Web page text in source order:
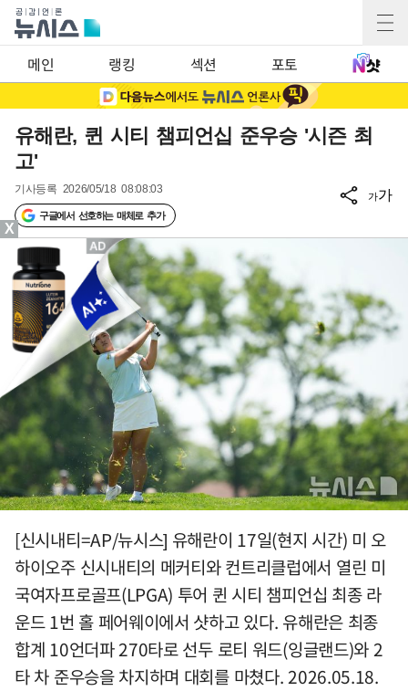
메인 랭킹 섹션 포토
유해란, 퀸 시티 챔피언십 준우승 '시즌 최
고'
기사등록 2026/05/18 08:08:03
구글에서 선호하는 매체로 추가
가가
[신시내티=AP/뉴시스] 유해란이 17일(현지 시간) 미 오
하이오주 신시내티의 메커티와 컨트리클럽에서 열린 미
국여자프로골프(LPGA) 투어 퀸 시티 챔피언십 최종 라
운드 1번 홀 페어웨이에서 샷하고 있다. 유해란은 최종
합계 10언더파 270타로 선두 로티 워드(잉글랜드)와 2
타 차 준우승을 차지하며 대회를 마쳤다. 2026.05.18.
X